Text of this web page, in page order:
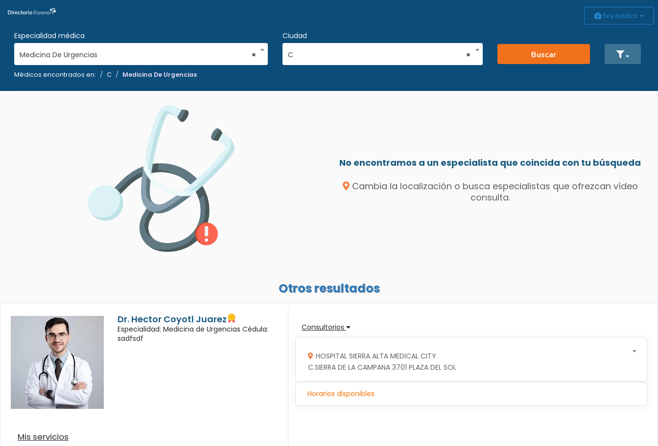
Soy médico
Especialidad médica
×
Medicina De Urgencias
Ciudad
×
C Buscar
Médicos encontrados en: C Medicina De Urgencias
No encontramos a un especialista que coincida con tu búsqueda
Cambia la localización o busca especialistas que ofrezcan vídeo
consulta.
Otros resultados
Dr. Hector Coyotl Juarez
Especialidad: Medicina de Urgencias Cédula:
sadfsdf
Mis servicios
Consultorios
HOSPITAL SIERRA ALTA MEDICAL CITY
C.SIERRA DE LA CAMPANA 3701 PLAZA DEL SOL
Horarios disponibles